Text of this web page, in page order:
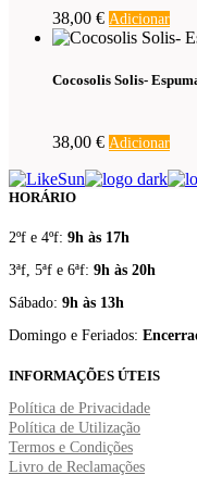
38,00 € Adicionar
Cocosolis Solis-
38,00 € Adicionar
HORÁRIO
2ºf e 4ºf: 9h às 17h
3ªf, 5ªf e 6ªf: 9h às 20h
Sábado: 9h às 13h
Domingo e Feriados:
INFORMAÇÕES ÚTEIS
Política de Privacidade
Política de Utilização
Termos e Condições
Livro de Reclamações